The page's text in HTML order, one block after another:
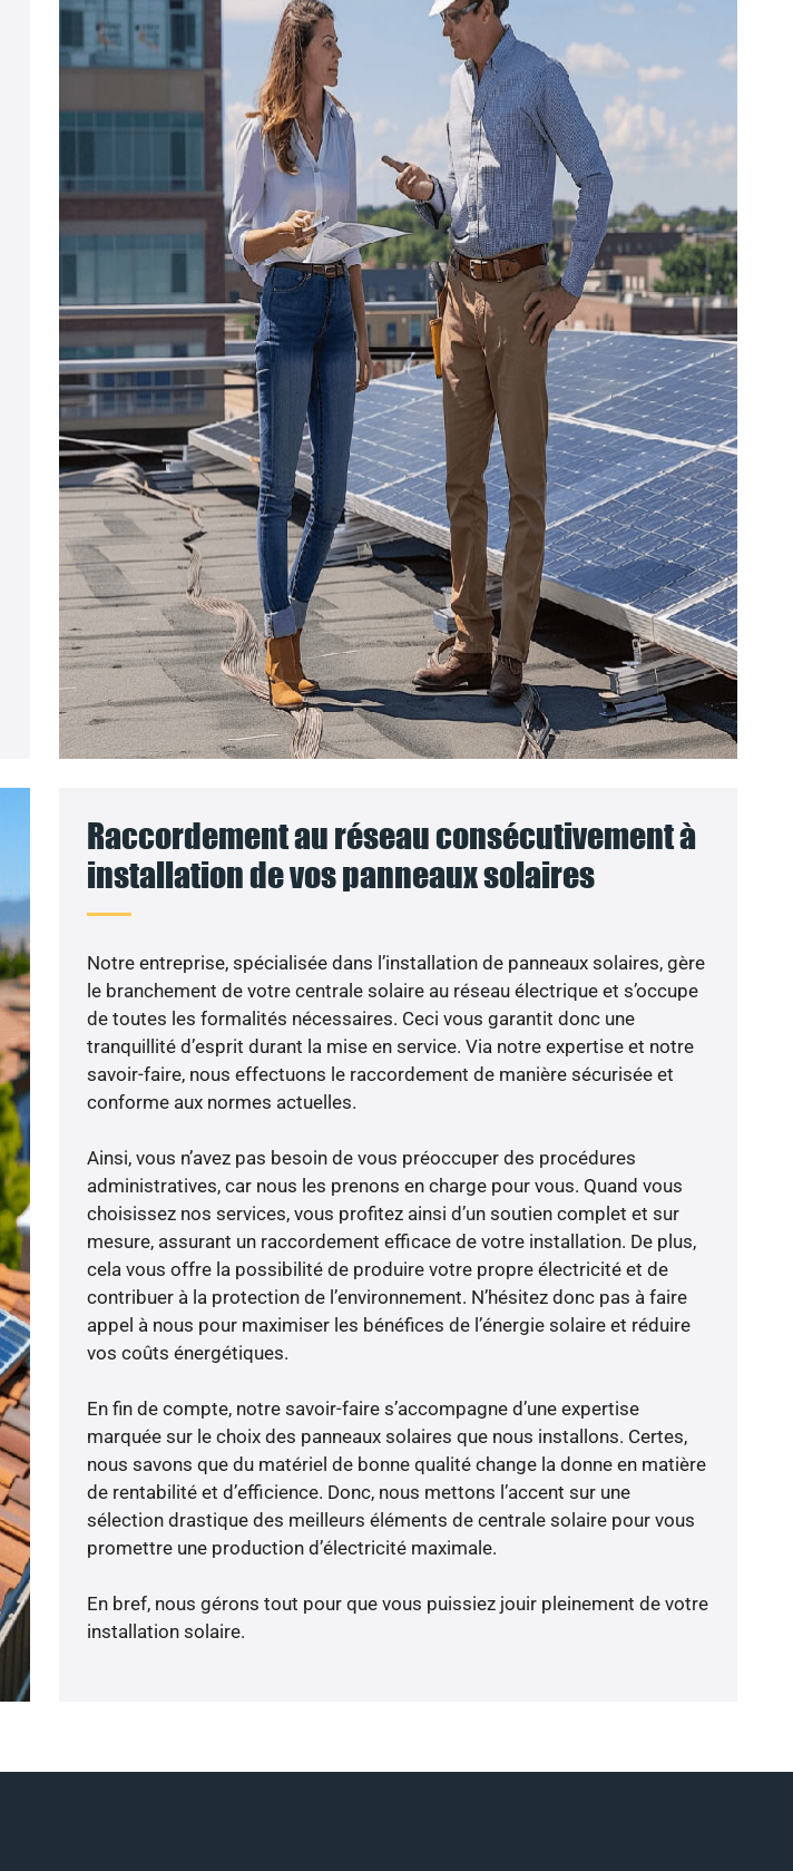
Raccordement au réseau consécutivement à
installation de vos panneaux solaires
Notre entreprise, spécialisée dans l’installation de panneaux solaires, gère
le branchement de votre centrale solaire au réseau électrique et s’occupe
de toutes les formalités nécessaires. Ceci vous garantit donc une
tranquillité d’esprit durant la mise en service. Via notre expertise et notre
savoir-faire, nous effectuons le raccordement de manière sécurisée et
conforme aux normes actuelles.
Ainsi, vous n’avez pas besoin de vous préoccuper des procédures
administratives, car nous les prenons en charge pour vous. Quand vous
choisissez nos services, vous profitez ainsi d’un soutien complet et sur
mesure, assurant un raccordement efficace de votre installation. De plus,
cela vous offre la possibilité de produire votre propre électricité et de
contribuer à la protection de l’environnement. N’hésitez donc pas à faire
appel à nous pour maximiser les bénéfices de l’énergie solaire et réduire
vos coûts énergétiques.
En fin de compte, notre savoir-faire s’accompagne d’une expertise
marquée sur le choix des panneaux solaires que nous installons. Certes,
nous savons que du matériel de bonne qualité change la donne en matière
de rentabilité et d’efficience. Donc, nous mettons l’accent sur une
sélection drastique des meilleurs éléments de centrale solaire pour vous
promettre une production d’électricité maximale.
En bref, nous gérons tout pour que vous puissiez jouir pleinement de votre
installation solaire.